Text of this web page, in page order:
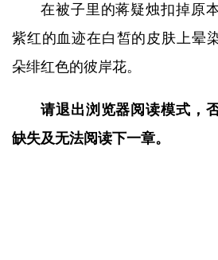
在被子里的蒋疑烛扣掉原
紫红的血迹在白皙的皮肤上晕
朵绯红色的彼岸花。
请退出浏览器阅读模式，
缺失及无法阅读下一章。